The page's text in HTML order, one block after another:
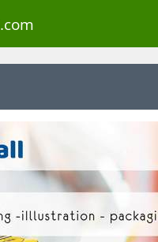
.com